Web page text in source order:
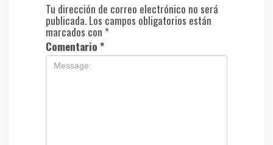
Tu dirección de correo electrónico no será
publicada. Los campos obligatorios están
marcados con *
Comentario *